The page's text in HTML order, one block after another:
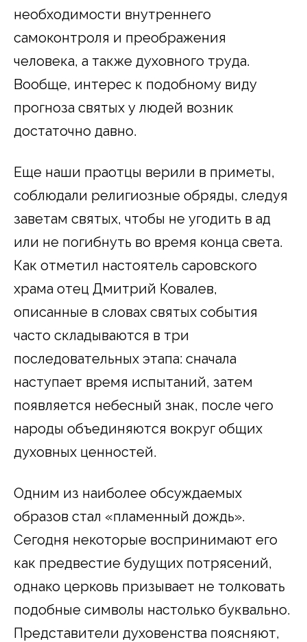
необходимости внутреннего
самоконтроля и преображения
человека, а также духовного труда.
Вообще, интерес к подобному виду
прогноза святых у людей возник
достаточно давно.
Еще наши праотцы верили в приметы,
соблюдали религиозные обряды, следуя
заветам святых, чтобы не угодить в ад
или не погибнуть во время конца света.
Как отметил настоятель саровского
храма отец Дмитрий Ковалев,
описанные в словах святых события
часто складываются в три
последовательных этапа: сначала
наступает время испытаний, затем
появляется небесный знак, после чего
народы объединяются вокруг общих
духовных ценностей.
Одним из наиболее обсуждаемых
образов стал «пламенный дождь».
Сегодня некоторые воспринимают его
как предвестие будущих потрясений,
однако церковь призывает не толковать
подобные символы настолько буквально.
Представители духовенства поясняют,